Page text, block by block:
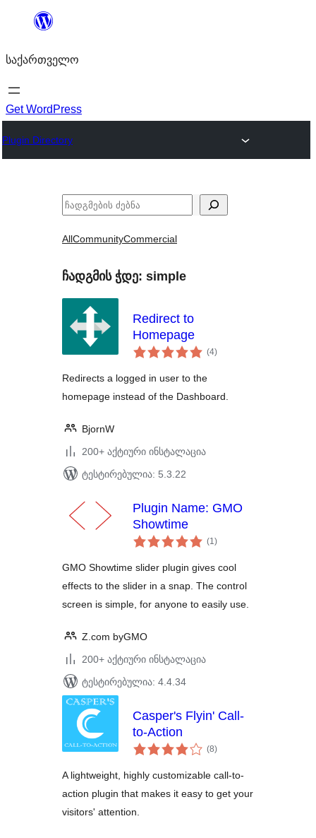
შიგთავსზე
საქართველო
Get WordPress
Plugin Directory
ძებნა
AllCommunityCommercial
ჩადგმის ჭდე: simple
Redirect to
Homepage
(4საერთო
რეიტინგი
)
Redirects a logged in user to the
homepage instead of the Dashboard.
BjornW
200+ აქტიური ინსტალაცია
ტესტირებულია: 5.3.22
Plugin Name: GMO
Showtime
(1საერთო
რეიტინგი
)
GMO Showtime slider plugin gives cool
effects to the slider in a snap. The control
screen is simple, for anyone to easily use.
Z.com byGMO
200+ აქტიური ინსტალაცია
ტესტირებულია: 4.4.34
Casper's Flyin' Call-
to-Action
(8საერთო
რეიტინგი
)
A lightweight, highly customizable call-to-
action plugin that makes it easy to get your
visitors' attention.